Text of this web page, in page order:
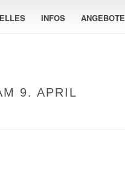
INFOS ANGEBOTE
9. APRIL